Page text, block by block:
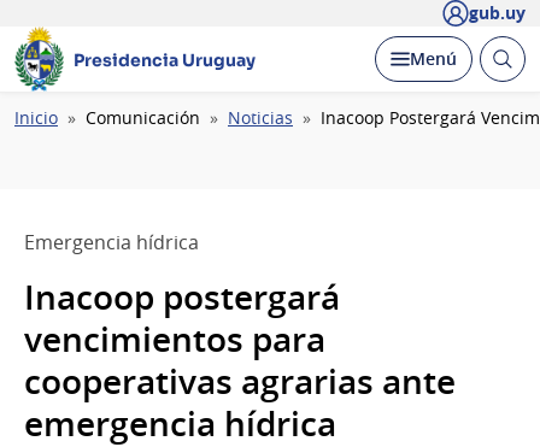
gub.uy
Presidencia Uruguay Desplegar
Menú Abrir
Ruta
Inicio Comunicación Noticias Inacoop Postergará
Emergencia hídrica
Inacoop postergará
vencimientos para
cooperativas agrarias ante
emergencia hídrica